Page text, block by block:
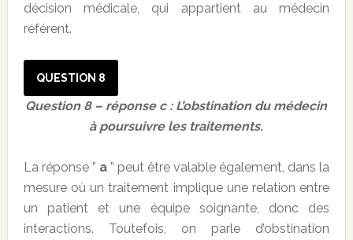
décision médicale, qui appartient au médecin
référent.
QUESTION 8
Question 8 – réponse c : L’obstination du médecin
à poursuivre les traitements.
La réponse ” a” peut être valable également, dans la
mesure où un traitement implique une relation entre
un patient et une équipe soignante, donc des
interactions. Toutefois, on parle d’obstination